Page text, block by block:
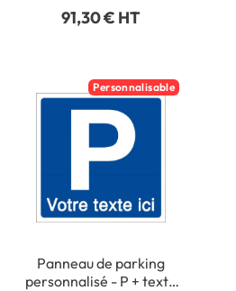
91,30 € HT
Personnalisable
Panneau de parking
personnalisé - P + texte